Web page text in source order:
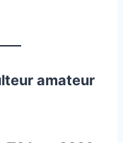
amateur